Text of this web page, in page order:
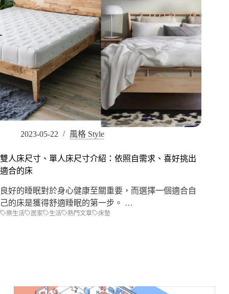
2023-05-22 風格 Style
雙人床尺寸、單人床尺寸介紹：依照自需求、喜好挑出
適合的床
良好的睡眠對於身心健康至關重要，而選擇一個適合自
己的床是獲得舒適睡眠的第一步。 …
樂生活 居家 生活 熱門文章 床墊